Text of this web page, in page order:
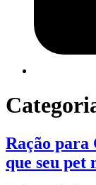
Ração
que seu pet